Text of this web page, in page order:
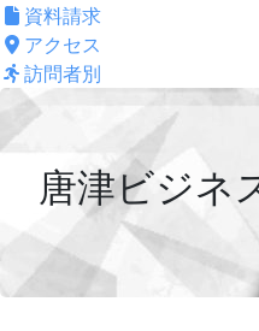
資料請求
アクセス
訪問者別
唐津ビジネ